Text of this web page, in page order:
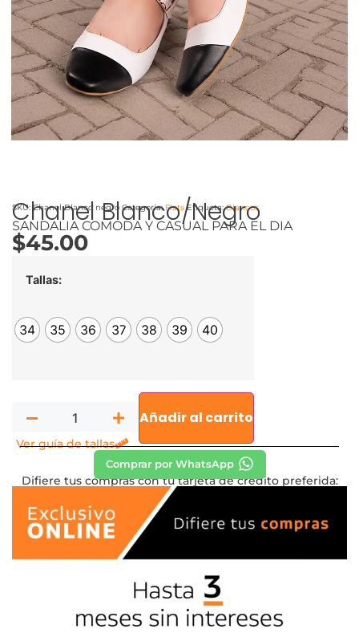
SKU: Chanel Blanco negro Categoría:Flats Etiqueta:Blancos
Chanel Blanco/Negro
SANDALIA COMODA Y CASUAL PARA EL DIA
$45.00
Tallas:
34 35 36 37 38 39 40
Añadir al carrito
Ver guía de tallas
Comprar por WhatsApp
Difiere tus compras con tu tarjeta de crédito preferida: